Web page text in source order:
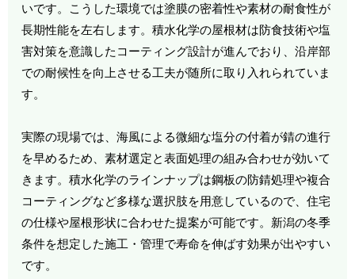
いです。こうした環境では塗膜の密着性や素材の耐食性が
長期性能を左右します。積水化学の屋根材は防食技術や塩
害対策を意識したコーティング設計が進んでおり、沿岸部
での耐候性を向上させる工夫が随所に取り入れられていま
す。
実際の現場では、海風による微細な塩分の付着が錆の進行
を早めるため、素材選定と表面処理の組み合わせが効いて
きます。積水化学のラインナップは鋼板の防錆処理や複合
コーティングなど多様な選択肢を用意しているので、住宅
の仕様や屋根形状に合わせた提案が可能です。新潟の冬季
条件を想定した施工・管理で寿命を伸ばす効果が出やすい
です。